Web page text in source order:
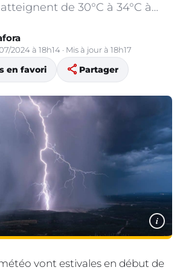
de 30°C à 34°C à…
2024 à 18h14 · Mis à jour à 18h17
en favori share Partager
i
vont estivales en début de